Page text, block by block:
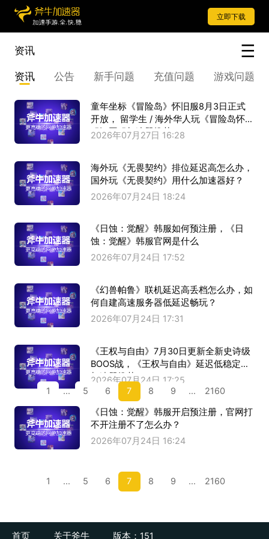
立即下载
资讯
资讯 公告 新手问题 充值问题 游戏问题
童年坐标《冒险岛》怀旧服8月3日正式
开放， 留学生 / 海外华人玩《冒险岛怀旧
服》国服加速器推荐
2026年07月27日 16:28
海外玩《无畏契约》排位延迟高怎么办，
国外玩《无畏契约》用什么加速器好？
2026年07月24日 18:24
《日蚀：觉醒》韩服如何预注册，《日
蚀：觉醒》韩服官网是什么
2026年07月24日 17:52
《幻兽帕鲁》联机延迟高丢档怎么办，如
何自建高速服务器低延迟畅玩？
2026年07月24日 17:31
《王权与自由》7月30日更新全新史诗级
BOOS战，《王权与自由》延迟低稳定的
加速器推荐
2026年07月24日 17:25
《日蚀：觉醒》韩服开启预注册，官网打
不开注册不了怎么办？
2026年07月24日 16:24
1 ... 5 6 7 8 9 ... 2160
1 ... 5 6 7 8 9 ... 2160
首页 关于斧牛 版本：151